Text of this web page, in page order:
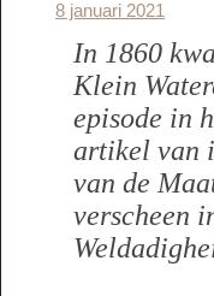
8 januari 2021
In 1860
Klein
episode in
artikel van
van de
verscheen